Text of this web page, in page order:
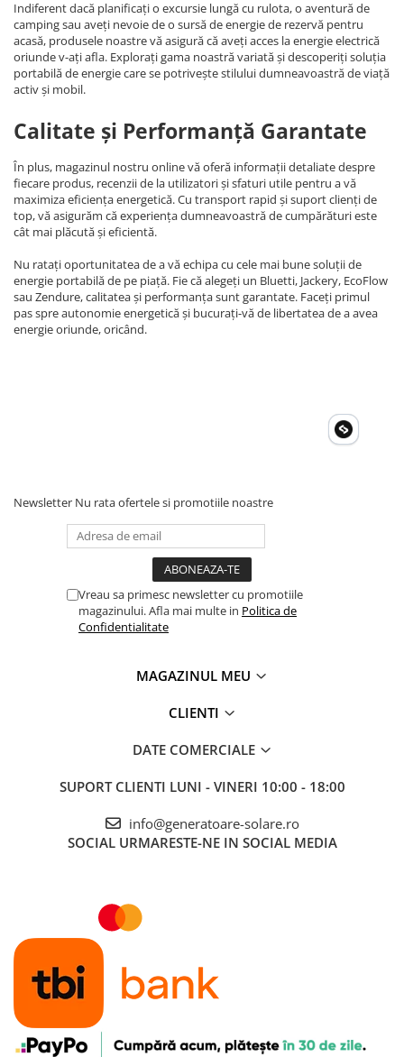
Indiferent dacă planificați o excursie lungă cu rulota, o aventură de
camping sau aveți nevoie de o sursă de energie de rezervă pentru
acasă, produsele noastre vă asigură că aveți acces la energie electrică
oriunde v-ați afla. Explorați gama noastră variată și descoperiți soluția
portabilă de energie care se potrivește stilului dumneavoastră de viață
activ și mobil.
Calitate și Performanță Garantate
În plus, magazinul nostru online vă oferă informații detaliate despre
fiecare produs, recenzii de la utilizatori și sfaturi utile pentru a vă
maximiza eficiența energetică. Cu transport rapid și suport clienți de
top, vă asigurăm că experiența dumneavoastră de cumpărături este
cât mai plăcută și eficientă.
Nu ratați oportunitatea de a vă echipa cu cele mai bune soluții de
energie portabilă de pe piață. Fie că alegeți un Bluetti, Jackery, EcoFlow
sau Zendure, calitatea și performanța sunt garantate. Faceți primul
pas spre autonomie energetică și bucurați-vă de libertatea de a avea
energie oriunde, oricând.
Newsletter Nu rata ofertele si promotiile noastre
Vreau sa primesc newsletter cu promotiile
magazinului. Afla mai multe in Politica de
Confidentialitate
MAGAZINUL MEU
CLIENTI
DATE COMERCIALE
SUPORT CLIENTI LUNI - VINERI 10:00 - 18:00
info@generatoare-solare.ro
SOCIAL URMARESTE-NE IN SOCIAL MEDIA